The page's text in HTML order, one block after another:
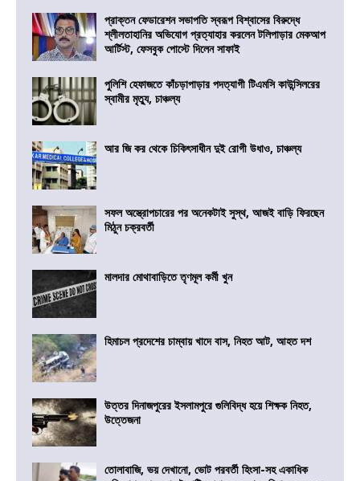
প্রাক্তন ফেডারেশন সভাপতি স্বরূপ বিশ্বাসের বিরুদ্ধে
শ্লীলতাহানির অভিযোগ প্রত্যাহার করলেন টলিপাড়ার মেকআপ
আর্টিস্ট, ফেসবুক পোস্টে দিলেন সাফাই
পুলিশি হেফাজতে কাঁচড়াপাড়ার পদত্যাগী টিএমসি কাউন্সিলরের
স্বামীর মৃত্যু, চাঞ্চল্য
আর জি কর থেকে চিকিৎসাধীন দুই রোগী উধাও, চাঞ্চল্য
সফল অস্ত্রোপচারের পর অনেকটাই সুস্থ, আজই বাড়ি ফিরছেন
মিঠুন চক্রবর্তী
মালদার মোথাবাড়িতে তৃণমূল কর্মী খুন
হিমাচল প্রদেশের চাম্বায় খাদে বাস, নিহত আট, আহত দশ
উত্তর দিনাজপুরের ইসলামপুরে গুলিবিদ্ধ হয়ে শিক্ষক নিহত,
উত্তেজনা
তোলাবাজি, ভয় দেখানো, ভোট পরবর্তী হিংসা-সহ একাধিক